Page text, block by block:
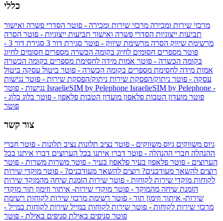
כללי
מרכזי שירות ומכירה מרכזי שירות ומכירה - פוטר הסדרי פשרה ואישור
תביעות ייצוגיות הסדרי פשרה ואישור תביעות ייצוגיות - פוטר הסרה
מרשימת שיווק הסרה מרשימת שיווק - פוטר סגירת דור 3
סגירת דור 3 -
פוטר מספרים חסומים לחיוג בקומה הכשרה מספרים חסומים לחיוג
בקומה הכשרה - פוטר אמות מידה לחסימת מספרים בקומה הכשרה
אמות מידה לחסימת מספרים בקומה הכשרה - פוטר ביטול עסקה ביטול
עסקה - פוטר ניתוק/הפסקת שירות ניתוק/הפסקת שירות - פוטר נגישות
IsraelieSIM by Pelephone IsraelieSIM by Pelephone -
פוטר מועדון הטבות פלאפון מועדון הטבות פלאפון - פוטר בלוג בלוג -
פוטר
צור קשר
גיוס משווקים גיוס משווקים - פוטר נציב תלונות נציב תלונות - פוטר חברי
ההנהלה חברי ההנהלה - פוטר דברו איתנו בכל הערוצים דברו איתנו בכל
הערוצים - פוטר פלאפון בעיר פלאפון בעיר - פוטר משרות משרות - פוטר
רוצים להשאר מעודכנים? רוצים להשאר מעודכנים? - פוטר מוקדי שירות
לקוחות מוקדי שירות לקוחות - פוטר שירות הזמנת שיחה מהמוקד שירות
הזמנת שיחה מהמוקד - פוטר מוקדי שירות- איתור וזימון תור מוקדי
שירות- איתור וזימון תור - פוטר רשימת מרכזי שירות לקוחות רשימת
מרכזי שירות לקוחות - פוטר שירות לקוחות במייל שירות לקוחות במייל -
פוטר סניפים באילת סניפים באילת - פוטר